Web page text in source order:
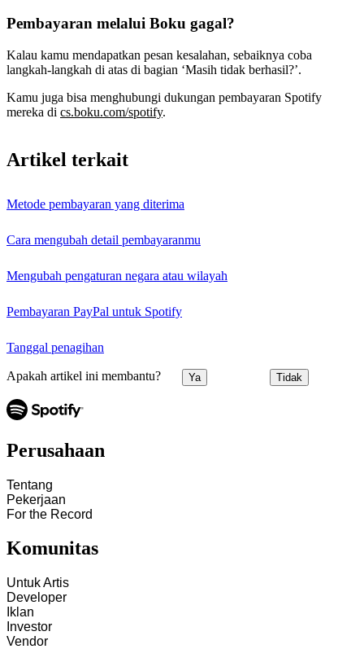
Pembayaran melalui Boku gagal?
Kalau kamu mendapatkan pesan kesalahan, sebaiknya coba
langkah-langkah di atas di bagian ‘Masih tidak berhasil?’.
Kamu juga bisa menghubungi dukungan pembayaran Spotify
mereka di cs.boku.com/spotify.
Artikel terkait
Metode pembayaran yang diterima
Cara mengubah detail pembayaranmu
Mengubah pengaturan negara atau wilayah
Pembayaran PayPal untuk Spotify
Tanggal penagihan
Apakah artikel ini membantu? Ya Tidak
Perusahaan
Tentang
Pekerjaan
For the Record
Komunitas
Untuk Artis
Developer
Iklan
Investor
Vendor